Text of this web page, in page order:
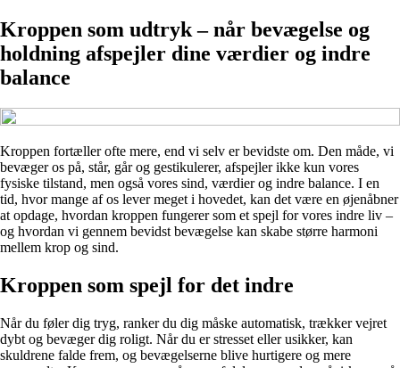
Kroppen som udtryk – når bevægelse og
holdning afspejler dine værdier og indre
balance
Kroppen fortæller ofte mere, end vi selv er bevidste om. Den måde, vi
bevæger os på, står, går og gestikulerer, afspejler ikke kun vores
fysiske tilstand, men også vores sind, værdier og indre balance. I en
tid, hvor mange af os lever meget i hovedet, kan det være en øjenåbner
at opdage, hvordan kroppen fungerer som et spejl for vores indre liv –
og hvordan vi gennem bevidst bevægelse kan skabe større harmoni
mellem krop og sind.
Kroppen som spejl for det indre
Når du føler dig tryg, ranker du dig måske automatisk, trækker vejret
dybt og bevæger dig roligt. Når du er stresset eller usikker, kan
skuldrene falde frem, og bevægelserne blive hurtigere og mere